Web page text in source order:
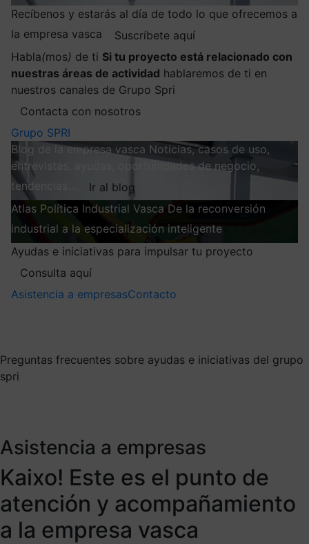
Recíbenos y estarás al día de todo lo que ofrecemos a
la empresa vasca
Suscríbete aquí
Habla(mos) de ti Si tu proyecto está relacionado con
nuestras áreas de actividad hablaremos de ti en
nuestros canales de Grupo Spri
Contacta con nosotros
Grupo SPRI
Blog de la empresa vasca Noticias, casos de uso,
entrevistas, ayudas, oportunidades de negocio,
tendencias…
Ir al blog
Atlas Política Industrial Vasca De la reconversión
industrial a la especialización inteligente
Ayudas e iniciativas para impulsar tu proyecto
Consulta aquí
Asistencia a empresasContacto
Preguntas frecuentes sobre ayudas e iniciativas del grupo
spri
Asistencia a empresas
Kaixo! Este es el punto de
atención y acompañamiento
a la empresa vasca